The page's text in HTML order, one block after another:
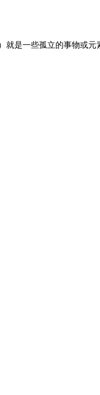
就是一些孤立的事物或